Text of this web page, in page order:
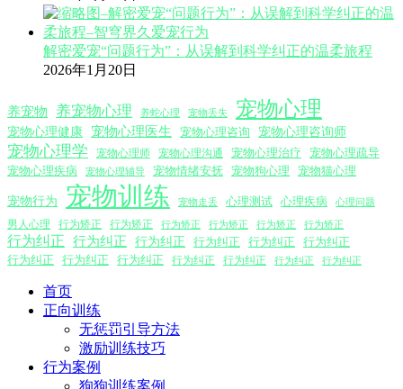
解密爱宠“问题行为”：从误解到科学纠正的温柔旅程
2026年1月20日
养宠物 养宠物心理 养蛇心理 宠物丢失 宠物心理
宠物心理健康 宠物心理医生 宠物心理咨询 宠物心理咨询师
宠物心理学 宠物心理师 宠物心理沟通 宠物心理治疗
宠物心理疏导
宠物心理疾病
宠物心理辅导 宠物情绪安抚 宠物狗心理 宠物猫心理
宠物行为 宠物训练 宠物走丢 心理测试 心理疾病 心理问题
男人心理 行为矫正 行为矫正 行为矫正 行为矫正 行为矫正 行为矫正
行为纠正 行为纠正 行为纠正 行为纠正 行为纠正
行为纠正
行为纠正
行为纠正 行为纠正 行为纠正 行为纠正 行为纠正 行为纠正
首页
正向训练
无惩罚引导方法
激励训练技巧
行为案例
狗狗训练案例